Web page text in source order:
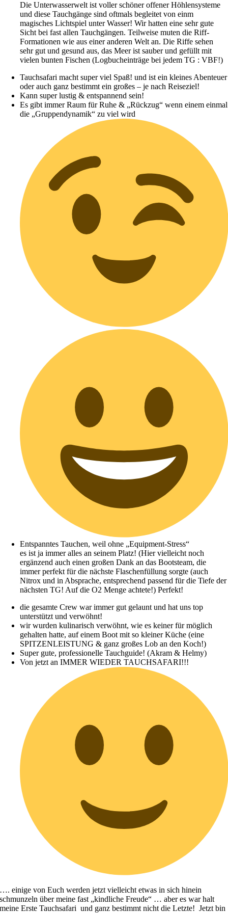
Die Unterwasserwelt ist voller schöner offener Höhlensysteme
und diese Tauchgänge sind oftmals begleitet von einm
magisches Lichtspiel unter Wasser! Wir hatten eine sehr gute
Sicht bei fast allen Tauchgängen. Teilweise muten die Riff-
Formationen wie aus einer anderen Welt an. Die Riffe sehen
sehr gut und gesund aus, das Meer ist sauber und gefüllt mit
vielen bunten Fischen (Logbucheinträge bei jedem TG : VBF!)
Tauchsafari macht super viel Spaß! und ist ein kleines Abenteuer
oder auch ganz bestimmt ein großes – je nach Reiseziel!
Kann super lustig & entspannend sein!
Es gibt immer Raum für Ruhe & „Rückzug“ wenn einem einmal
die „Gruppendynamik“ zu viel wird
Entspanntes Tauchen, weil ohne „Equipment-Stress“
es ist ja immer alles an seinem Platz! (Hier vielleicht noch
ergänzend auch einen großen Dank an das Bootsteam, die
immer perfekt für die nächste Flaschenfüllung sorgte (auch
Nitrox und in Absprache, entsprechend passend für die Tiefe der
nächsten TG! Auf die O2 Menge achtete!) Perfekt!
die gesamte Crew war immer gut gelaunt und hat uns top
unterstützt und verwöhnt!
wir wurden kulinarisch verwöhnt, wie es keiner für möglich
gehalten hatte, auf einem Boot mit so kleiner Küche (eine
SPITZENLEISTUNG & ganz großes Lob an den Koch!)
Super gute, professionelle Tauchguide! (Akram & Helmy)
Von jetzt an IMMER WIEDER TAUCHSAFARI!!!
…. einige von Euch werden jetzt vielleicht etwas in sich hinein
schmunzeln über meine fast „kindliche Freude“ … aber es war halt
meine Erste Tauchsafari und ganz bestimmt nicht die Letzte! Jetzt bin